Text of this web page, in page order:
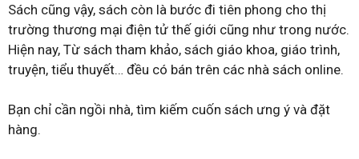
Sách cũng vậy, sách còn là bước đi tiên phong cho thị
trường thương mại điện tử thế giới cũng như trong nước.
Hiện nay, Từ sách tham khảo, sách giáo khoa, giáo trình,
truyện, tiểu thuyết… đều có bán trên các nhà sách online.
Bạn chỉ cần ngồi nhà, tìm kiếm cuốn sách ưng ý và đặt
hàng.